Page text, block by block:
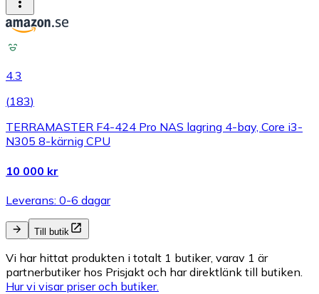
4.3
(183)
TERRAMASTER F4-424 Pro NAS lagring 4-bay, Core i3-
N305 8-kärnig CPU
10 000 kr
Leverans: 0-6 dagar
Till butik
Vi har hittat produkten i totalt 1 butiker, varav 1 är
partnerbutiker hos Prisjakt och har direktlänk till butiken.
Hur vi visar priser och butiker.